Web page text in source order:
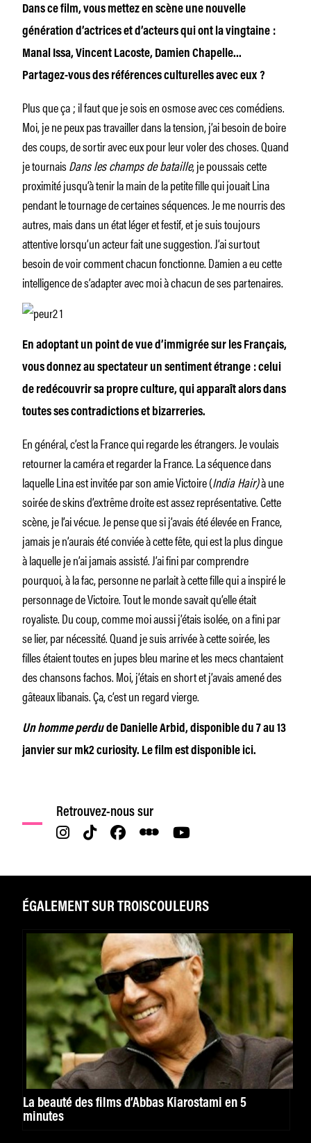
Dans ce film, vous mettez en scène une nouvelle
génération d’actrices et d’acteurs qui ont la vingtaine :
Manal Issa, Vincent Lacoste, Damien Chapelle…
Partagez-vous des références culturelles avec eux ?
Plus que ça ; il faut que je sois en osmose avec ces comédiens.
Moi, je ne peux pas travailler dans la tension, j’ai besoin de boire
des coups, de sortir avec eux pour leur voler des choses. Quand
je tournaisDans les champs de bataille, je poussais cette
proximité jusqu’à tenir la main de la petite fille qui jouait Lina
pendant le tournage de certaines séquences. Je me nourris des
autres, mais dans un état léger et festif, et je suis toujours
attentive lorsqu’un acteur fait une suggestion. J’ai surtout
besoin de voir comment chacun fonctionne. Damien a eu cette
intelligence de s’adapter avec moi à chacun de ses partenaires.
En adoptant un point de vue d’immigrée sur les Français,
vous donnez au spectateur un sentiment étrange : celui
de redécouvrir sa propre culture, qui apparaît alors dans
toutes ses contradictions et bizarreries.
En général, c’est la France qui regarde les étrangers. Je voulais
retourner la caméra et regarder la France. La séquence dans
laquelle Lina est invitée par son amie Victoire (India Hair)à une
soirée de skins d’extrême droite est assez représentative. Cette
scène, je l’ai vécue. Je pense que si j’avais été élevée en France,
jamais je n’aurais été conviée à cette fête, qui est la plus dingue
à laquelle je n’ai jamais assisté. J’ai fini par comprendre
pourquoi, à la fac, personne ne parlait à cette fille qui a inspiré le
personnage de Victoire. Tout le monde savait qu’elle était
royaliste. Du coup, comme moi aussi j’étais isolée, on a fini par
se lier, par nécessité. Quand je suis arrivée à cette soirée, les
filles étaient toutes en jupes bleu marine et les mecs chantaient
des chansons fachos. Moi, j’étais en short et j’avais amené des
gâteaux libanais. Ça, c’est un regard vierge.
Un homme perdu de Danielle Arbid, disponible du 7 au 13
janvier sur mk2 curiosity. Le film est disponible ici.
Retrouvez-nous sur
ÉGALEMENT SUR TROISCOULEURS
La beauté des films d’Abbas Kiarostami en 5
minutes